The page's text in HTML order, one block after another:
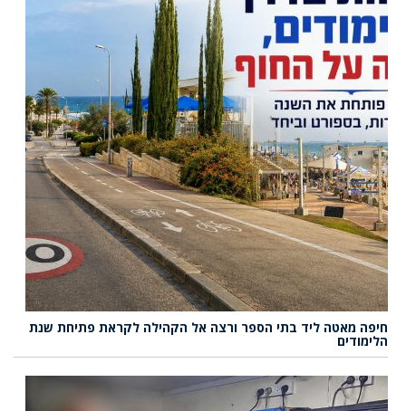
חיפה מאטה ליד בתי הספר ורצה אל הקהילה לקראת פתיחת שנת
הלימודים